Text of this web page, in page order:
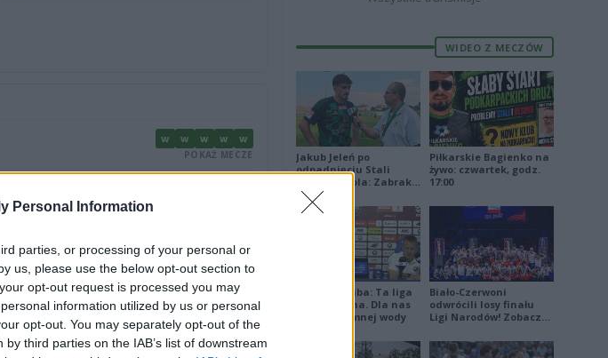
Personal Information
parties, or processing of your personal or
us, please use the below opt-out section to
opt-out request is processed you may
information utilized by us or personal
opt-out. You may separately opt-out of the
third parties on the IAB’s list of downstream
W W W W W
POKAŻ MECZE
MIEJSCE
10.
WIDEO Z MECZÓW
Jakub Jeleń po
odpadnięciu Stali
Stalowa Wola: Zabrakło
doświadczenia
Piłkarskie Bagienko na
żywo: czwartek, godz.
17:00
Damian Skiba: Ta liga
jest brutalna. Dla nas
to kubeł zimnej wody
Biało-Czerwoni
odwrócili losy finału
Ligi Narodów! Zobacz